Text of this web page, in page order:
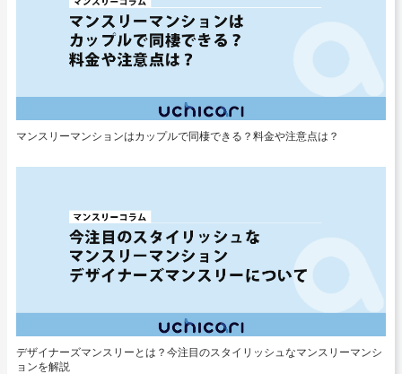
マンスリーマンションはカップルで同棲できる？料金や注意点は？
デザイナーズマンスリーとは？今注目のスタイリッシュなマンスリーマンシ
ョンを解説